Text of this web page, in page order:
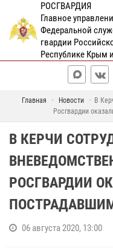
РОСГВАРДИЯ
Главное
Федеральной
гвардии
Республике Крым
Главная Новости
В
Росгвардии
В КЕРЧИ
РОСГВАРДИИ
06 августа 2020, 13:00